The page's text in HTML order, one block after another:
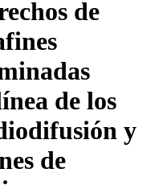
de
de los
y
de